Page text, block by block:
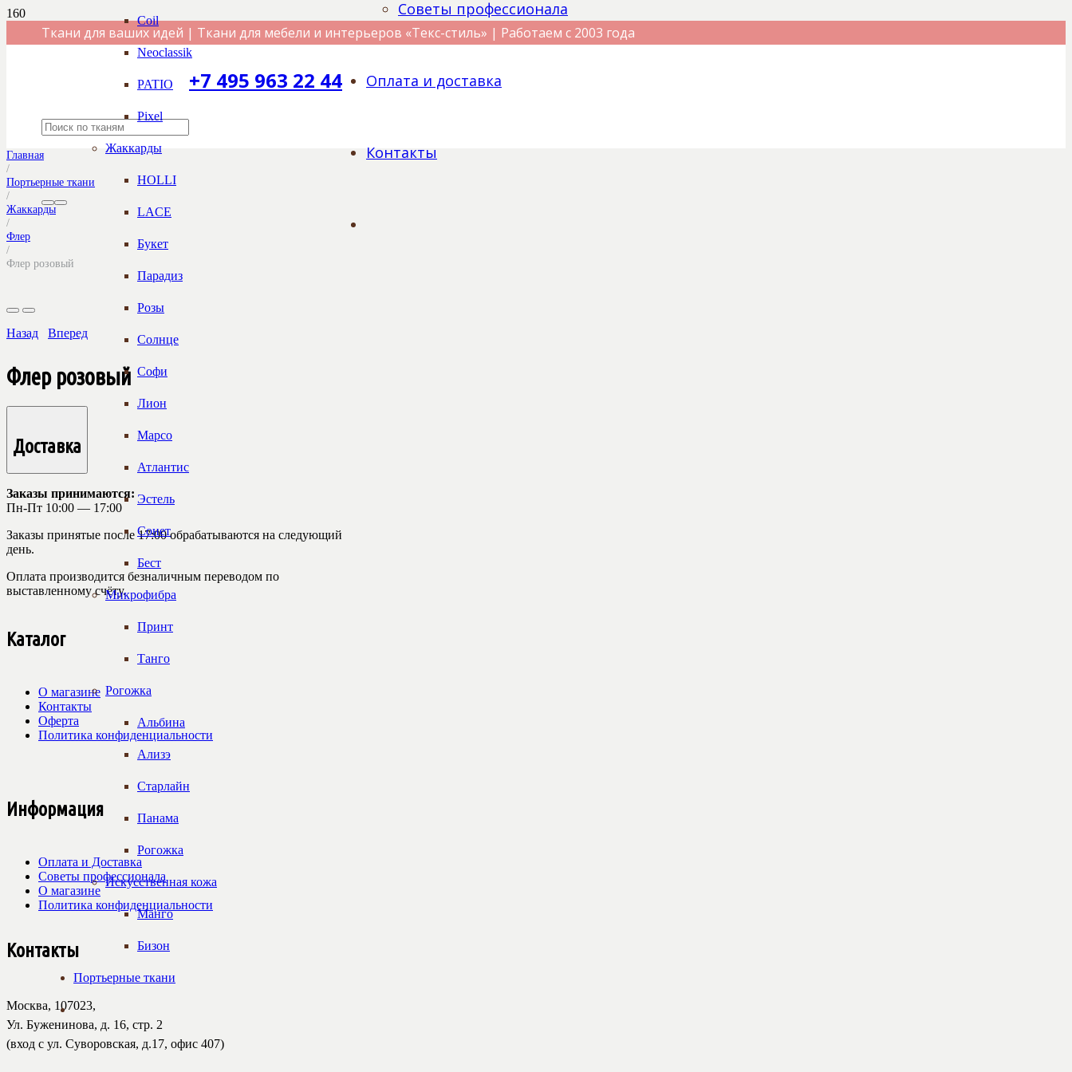
Ткани для ваших идей | Ткани для мебели и интерьеров «Текс-стиль» | Работаем с 2003 года
+7 495 963 22 44
Советы профессионала
Оплата и доставка
Контакты
Coil
Neoclassik
PATIO
Pixel
Жаккарды
HOLLI
LACE
Букет
Парадиз
Розы
Солнце
Софи
Лион
Марсо
Атлантис
Эстель
Сонет
Бест
Микрофибра
Принт
Танго
Рогожка
Альбина
Ализэ
Старлайн
Панама
Рогожка
Искусственная кожа
Манго
Бизон
Портьерные ткани
Главная
/
Портьерные ткани
/
Жаккарды
/
Флер
/
Флер розовый
Назад Вперед
Флер розовый
Доставка
Заказы принимаются:
Пн-Пт 10:00 — 17:00
Заказы принятые после 17:00 обрабатываются на следующий
день.
Оплата производится безналичным переводом по
выставленному счёту.
Каталог
О магазине
Контакты
Оферта
Политика конфиденциальности
Информация
Оплата и Доставка
Советы профессионала
О магазине
Политика конфиденциальности
Контакты
Москва, 107023,
Ул. Буженинова, д. 16, стр. 2
(вход с ул. Суворовская, д.17, офис 407)